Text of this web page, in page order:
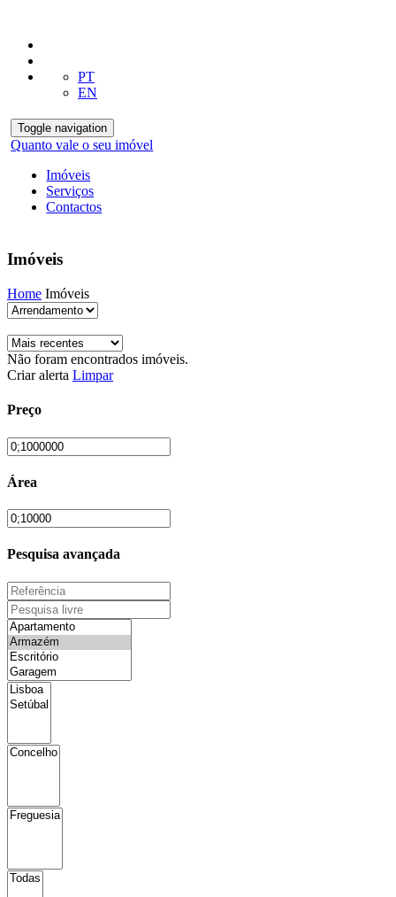
PT
EN
Toggle navigation
Quanto vale o seu imóvel
Imóveis
Serviços
Contactos
Imóveis
Home Imóveis
Não foram encontrados imóveis.
Criar alerta Limpar
Preço
Área
Pesquisa avançada